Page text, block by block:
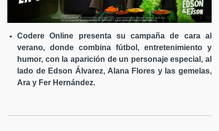
Codere Online presenta su campaña de cara al
verano, donde combina fútbol, entretenimiento y
humor, con la aparición de un personaje especial, al
lado de Edson Álvarez, Alana Flores y las gemelas,
Ara y Fer Hernández.